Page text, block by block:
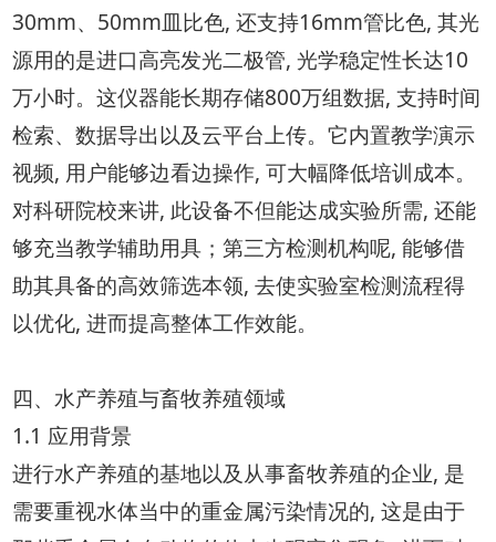
30mm、50mm皿比色, 还支持16mm管比色, 其光
源用的是进口高亮发光二极管, 光学稳定性长达10
万小时。这仪器能长期存储800万组数据, 支持时间
检索、数据导出以及云平台上传。它内置教学演示
视频, 用户能够边看边操作, 可大幅降低培训成本。
对科研院校来讲, 此设备不但能达成实验所需, 还能
够充当教学辅助用具；第三方检测机构呢, 能够借
助其具备的高效筛选本领, 去使实验室检测流程得
以优化, 进而提高整体工作效能。
四、水产养殖与畜牧养殖领域
1.1 应用背景
进行水产养殖的基地以及从事畜牧养殖的企业, 是
需要重视水体当中的重金属污染情况的, 这是由于